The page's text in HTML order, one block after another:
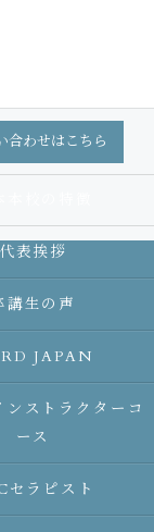
合わせはこちら
代表挨拶
講生の声
JAPAN
ンストラクターコ
ース
セラピスト